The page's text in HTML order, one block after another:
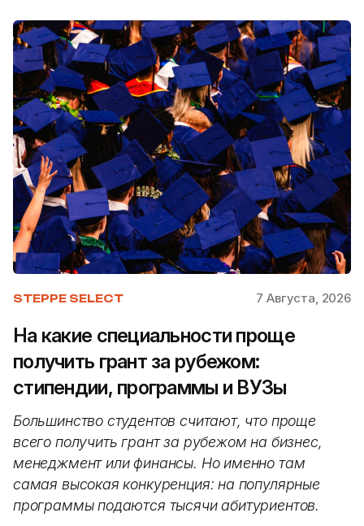
STEPPE SELECT 7 Августа, 2026
На какие специальности проще
получить грант за рубежом:
стипендии, программы и ВУЗы
Большинство студентов считают, что проще
всего получить грант за рубежом на бизнес,
менеджмент или финансы. Но именно там
самая высокая конкуренция: на популярные
программы подаются тысячи абитуриентов.